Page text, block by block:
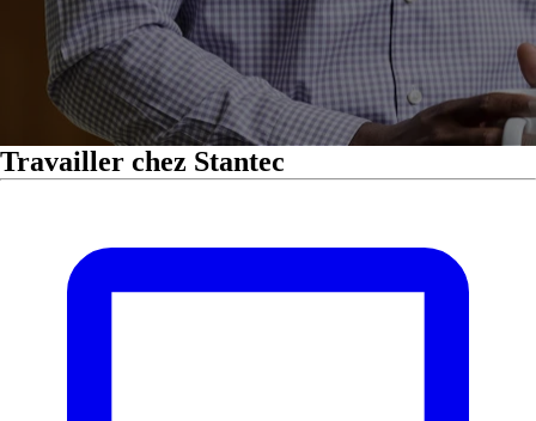
Travailler chez Stantec